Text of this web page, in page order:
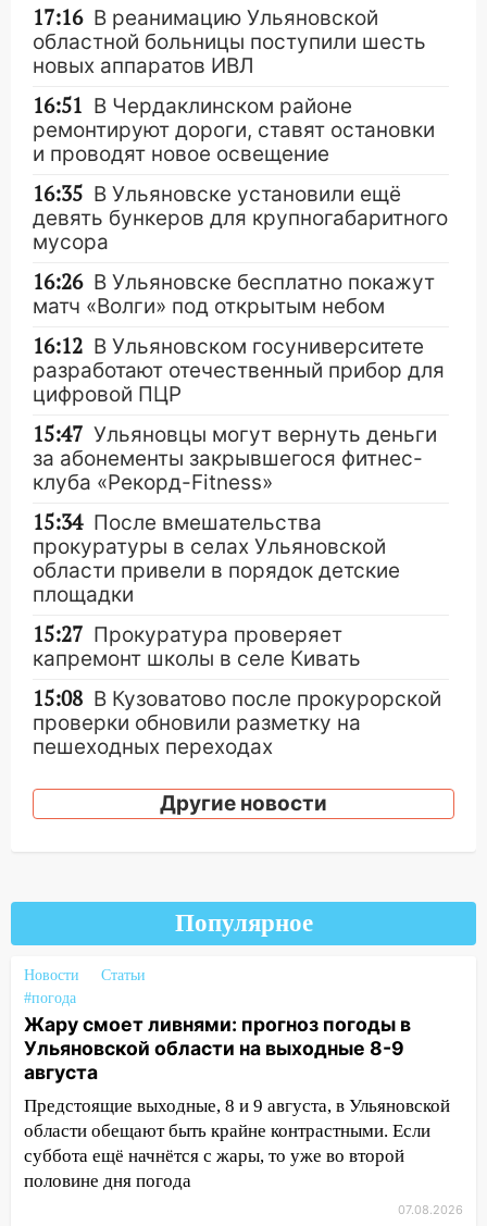
17:16 В реанимацию Ульяновской
областной больницы поступили шесть
новых аппаратов ИВЛ
16:51 В Чердаклинском районе
ремонтируют дороги, ставят остановки
и проводят новое освещение
16:35 В Ульяновске установили ещё
девять бункеров для крупногабаритного
мусора
16:26 В Ульяновске бесплатно покажут
матч «Волги» под открытым небом
16:12 В Ульяновском госуниверситете
разработают отечественный прибор для
цифровой ПЦР
15:47 Ульяновцы могут вернуть деньги
за абонементы закрывшегося фитнес-
клуба «Рекорд-Fitness»
15:34 После вмешательства
прокуратуры в селах Ульяновской
области привели в порядок детские
площадки
15:27 Прокуратура проверяет
капремонт школы в селе Кивать
15:08 В Кузоватово после прокурорской
проверки обновили разметку на
пешеходных переходах
14:40 На проспекте Гая в Ульяновске
запретили остановку автомобилей на
большой фестиваль «Наше время» с
мотофристайлом и концертом
«Мураками»
14:04
Жару смоет ливнями: прогноз
погоды в Ульяновской области на
выходные 8-9 августа
13:30 В Ульяновске транспортные
полицейские проведут акцию «Час
пассажира»
13:20 В Ульяновске за один день
обокрали женщину на пляже и
Другие новости
Популярное
Новости
Статьи
#погода
Жару смоет ливнями: прогноз погоды в
Ульяновской области на выходные 8-9
августа
Предстоящие выходные, 8 и 9 августа, в Ульяновской
области обещают быть крайне контрастными. Если
суббота ещё начнётся с жары, то уже во второй
половине дня погода
07.08.2026